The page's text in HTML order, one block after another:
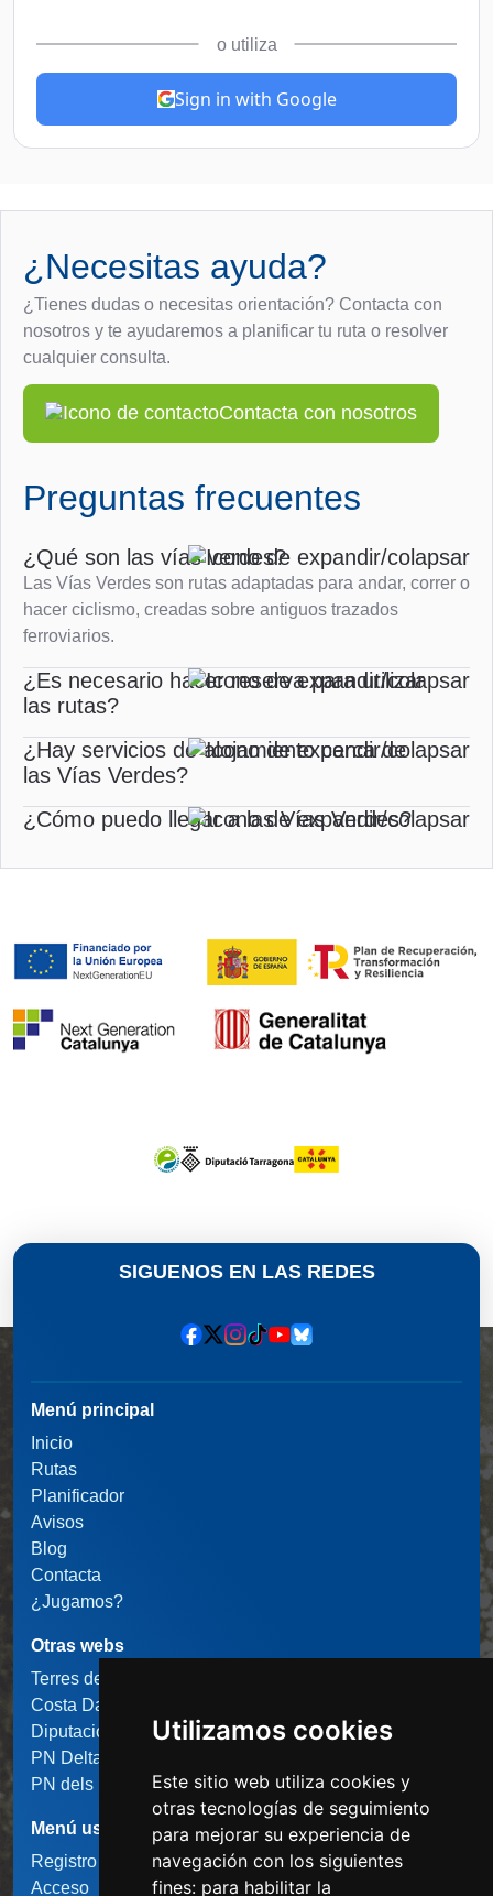
Utilizamos cookies
Este sitio web utiliza cookies y
otras tecnologías de seguimiento
para mejorar su experiencia de
navegación con los siguientes
fines: para habilitar la
o utiliza
Sign in with Google
¿Necesitas ayuda?
¿Tienes dudas o necesitas orientación? Contacta con
nosotros y te ayudaremos a planificar tu ruta o resolver
cualquier consulta.
Contacta con nosotros
Preguntas frecuentes
¿Qué son las vías verdes?
Las Vías Verdes son rutas adaptadas para andar, correr o
hacer ciclismo, creadas sobre antiguos trazados
ferroviarios.
¿Es necesario hacer reserva para utilizar
las rutas?
¿Hay servicios de alojamiento cerca de
las Vías Verdes?
¿Cómo puedo llegar a las Vías Verdes?
SIGUENOS EN LAS REDES
Menú principal
Inicio
Rutas
Planificador
Avisos
Blog
Contacta
¿Jugamos?
Otras webs
Terres de l'Ebre
Costa Daurada
Diputació de Tarragona
PN Delta de l'Ebre
PN dels Ports
Menú usuario
Registro usuario
Acceso